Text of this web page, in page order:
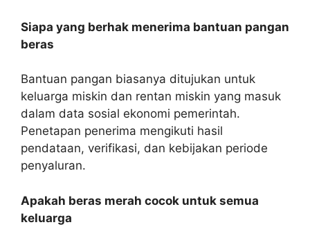
Siapa yang berhak menerima bantuan pangan
beras
Bantuan pangan biasanya ditujukan untuk
keluarga miskin dan rentan miskin yang masuk
dalam data sosial ekonomi pemerintah.
Penetapan penerima mengikuti hasil
pendataan, verifikasi, dan kebijakan periode
penyaluran.
Apakah beras merah cocok untuk semua
keluarga